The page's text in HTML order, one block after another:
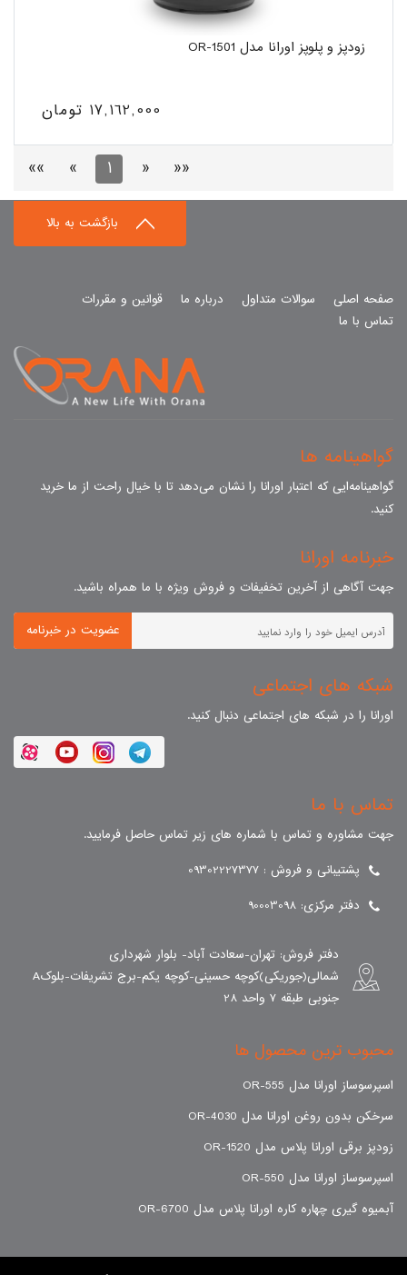
زودپز و پلوپز اورانا مدل OR-1501
17,162,000 تومان
««
«
1
»
»»
بازگشت به بالا
صفحه اصلی سوالات متداول درباره ما
قوانین و مقررات
تماس با ما
گواهینامه ها
گواهینامه‌ایی که اعتبار اورانا را نشان می‌دهد تا با خیال راحت از ما خرید
کنید.
خبرنامه اورانا
جهت آگاهی از آخرین تخفیفات و فروش ویژه با ما همراه باشید.
عضویت در خبرنامه
شبکه های اجتماعی
اورانا را در شبکه های اجتماعی دنبال کنید.
تماس با ما
جهت مشاوره و تماس با شماره های زیر تماس حاصل فرمایید.
پشتیبانی و فروش : 09302227377
دفتر مرکزی: 90003098
دفتر فروش: تهران-سعادت آباد- بلوار شهرداری
شمالی(جوریکی)کوچه حسینی-کوچه یکم-برج تشریفات-بلوکA
جنوبی طبقه 7 واحد 28
محبوب ترین محصول ها
اسپرسوساز اورانا مدل OR-555
سرخکن بدون روغن اورانا مدل OR-4030
زودپز برقی اورانا پلاس مدل OR-1520
اسپرسوساز اورانا مدل OR-550
آبمیوه گیری چهاره کاره اورانا پلاس مدل OR-6700